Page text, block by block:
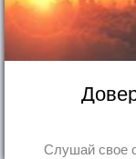
Слушай свое